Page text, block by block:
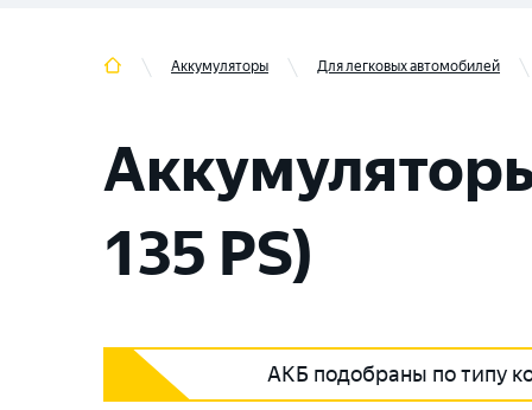
Аккумуляторы Для легковых автомобилей
135 PS)
АКБ подобраны по типу